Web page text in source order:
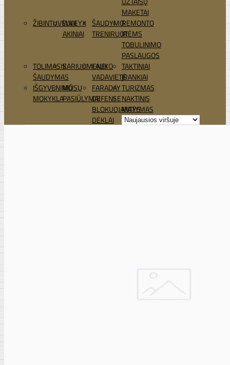
MAKETAI
ŽIBINTUVĖLIAI
WILEYX
AKINIAI
ŠAUDYMO
TRENIRUOTĖMS
REMONTO
IR
TOBULINIMO
PASLAUGOS
TOLIMASIS
ŠAUDYMAS
KARIUOMENEI
LAUKO
VADAVIETĖ
TAKTINIAI
ĮRANKIAI
IŠGYVENIMO
MOKYKLA
MŪSŲ
PASIŪLYMAI
FARADAY
DEFENSE
BLOKUOJANTYS
DĖKLAI
TURIZMAS
NAKTINIS
MATYMAS